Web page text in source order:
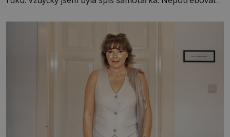
mi knihy, práce a hlavně klid. Hned po studiích jsem